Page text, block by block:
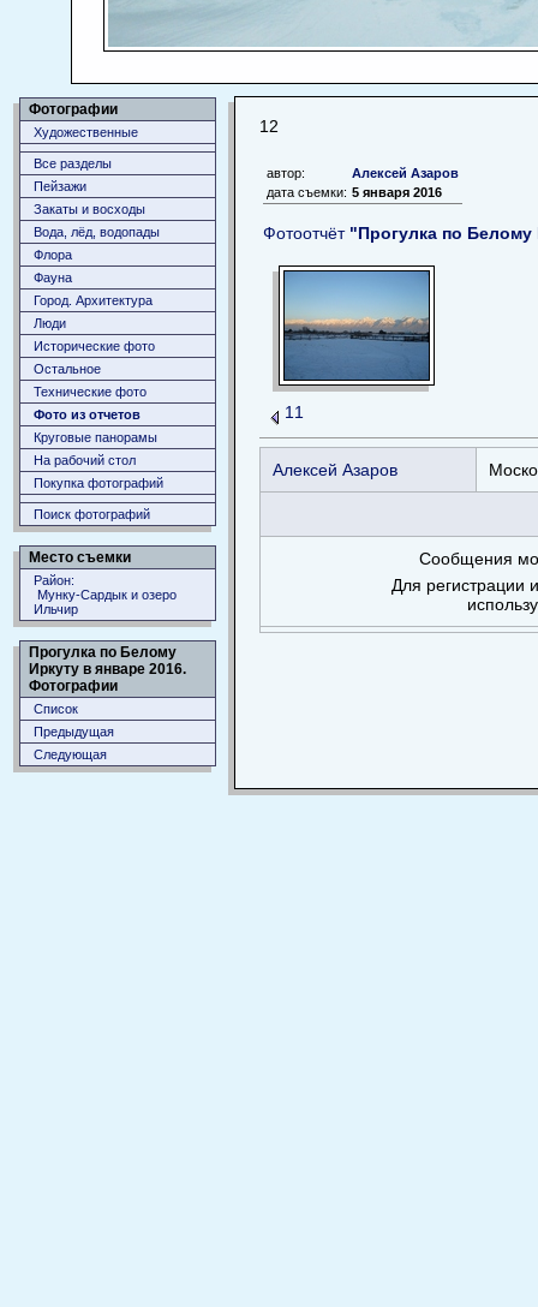
Фотографии
Художественные
Все разделы
Пейзажи
Закаты и восходы
Вода, лёд, водопады
Флора
Фауна
Город. Архитектура
Люди
Исторические фото
Остальное
Технические фото
Фото из отчетов
Круговые панорамы
На рабочий стол
Покупка фотографий
Поиск фотографий
Место съемки
Район:
Мунку-Сардык и озеро
Ильчир
Прогулка по Белому
Иркуту в январе 2016.
Фотографии
Список
Предыдущая
Следующая
12
автор:
Алексей Азаров
дата съемки: 5 января 2016
Фотоотчёт "Прогулка по Белому
11
Алексей Азаров
Сообщения
Для регистрации